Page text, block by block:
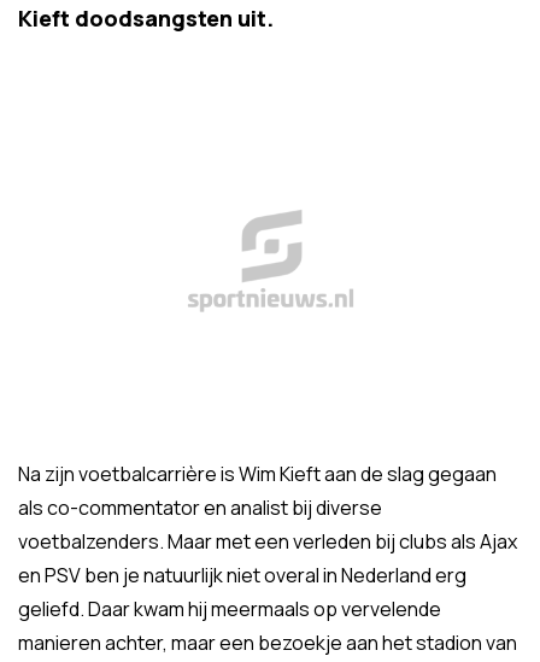
Kieft doodsangsten uit.
Na zijn voetbalcarrière is Wim Kieft aan de slag gegaan
als co-commentator en analist bij diverse
voetbalzenders. Maar met een verleden bij clubs als Ajax
en PSV ben je natuurlijk niet overal in Nederland erg
geliefd. Daar kwam hij meermaals op vervelende
manieren achter, maar een bezoekje aan het stadion van